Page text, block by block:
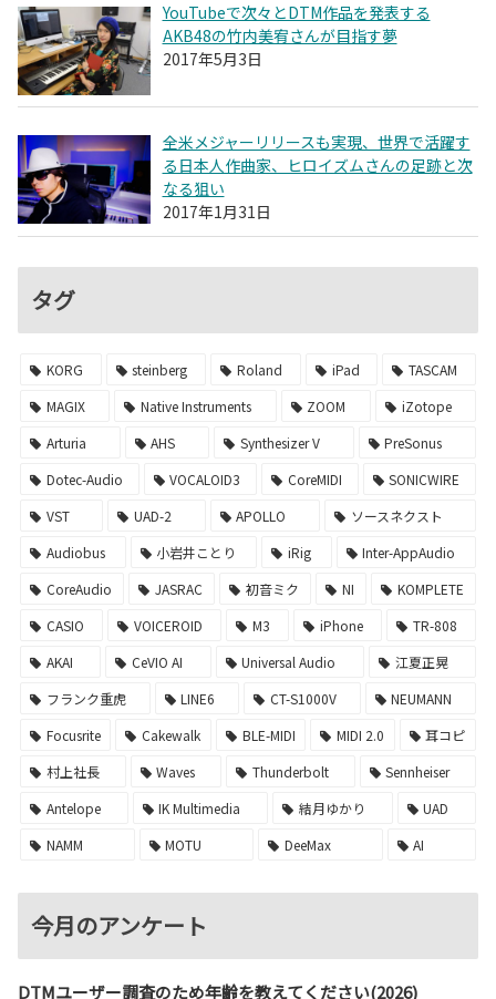
YouTubeで次々とDTM作品を発表する
AKB48の竹内美宥さんが目指す夢
2017年5月3日
全米メジャーリリースも実現、世界で活躍す
る日本人作曲家、ヒロイズムさんの足跡と次
なる狙い
2017年1月31日
タグ
KORG steinberg Roland iPad
TASCAM
MAGIX
Native Instruments ZOOM
iZotope
Arturia
AHS Synthesizer V
PreSonus
Dotec-Audio
VOCALOID3 CoreMIDI
SONICWIRE
VST
UAD-2 APOLLO
ソースネクスト
Audiobus
小岩井ことり iRig
Inter-AppAudio
CoreAudio
JASRAC 初音ミク NI
KOMPLETE
CASIO
VOICEROID M3 iPhone
TR-808
AKAI
CeVIO AI Universal Audio
江夏正晃
フランク重虎
LINE6 CT-S1000V
NEUMANN
Focusrite
Cakewalk BLE-MIDI MIDI 2.0
耳コピ
村上社長
Waves Thunderbolt
Sennheiser
Antelope
IK Multimedia 結月ゆかり
UAD
NAMM
MOTU DeeMax AI
今月のアンケート
DTMユーザー調査のため年齢を教えてください(2026)